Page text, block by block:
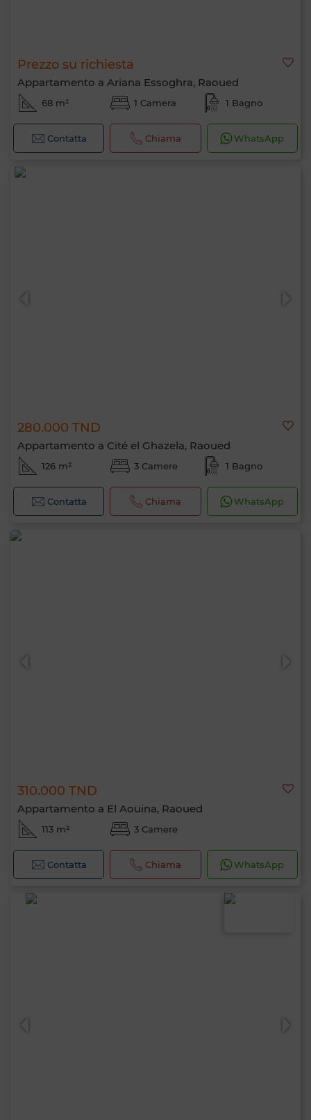
Prezzo su richiesta
Appartamento a Ariana Essoghra, Raoued
68 m² 1 Camera 1 Bagno
Contatta Chiama WhatsApp
280.000 TND
Appartamento a Cité el Ghazela, Raoued
126 m² 3 Camere 1 Bagno
Contatta Chiama WhatsApp
310.000 TND
Appartamento a El Aouina, Raoued
113 m² 3 Camere
Contatta Chiama WhatsApp